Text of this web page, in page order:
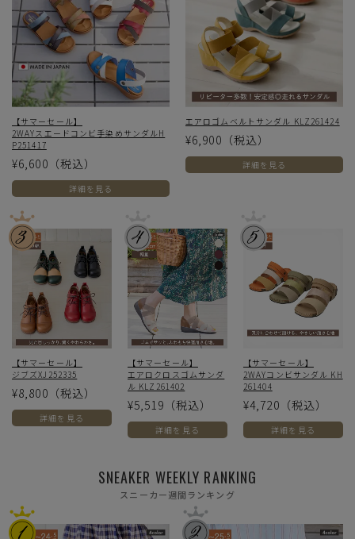
【サマーセール】
2WAYスエードコンビ手染めサンダルH
P251417
¥6,600 （税込）
詳細を見る
エアロゴムベルトサンダル KLZ261424
¥6,900 （税込）
詳細を見る
【サマーセール】
ジブズXJ252335
¥8,800 （税込）
詳細を見る
【サマーセール】
エアロクロスゴムサンダ
ル KLZ261402
¥5,519 （税込）
詳細を見る
【サマーセール】
2WAYコンビサンダル KH
261404
¥4,720 （税込）
詳細を見る
SNEAKER WEEKLY RANKING
スニーカー週間ランキング